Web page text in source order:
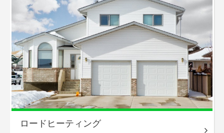
ロードヒーティング